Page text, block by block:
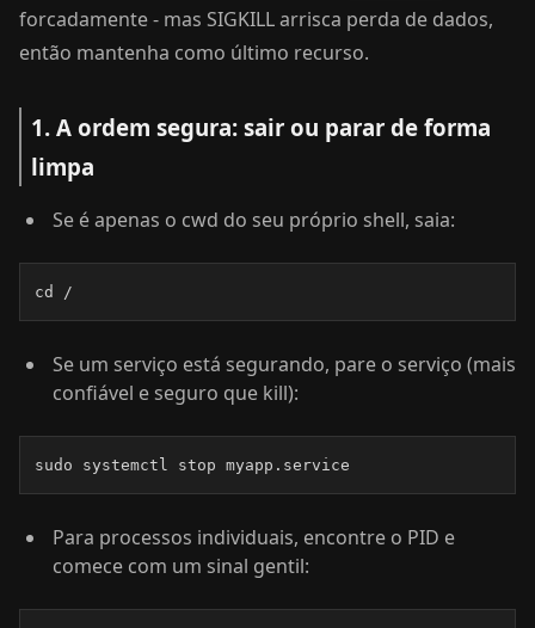
forcadamente - mas SIGKILL arrisca perda de dados,
então mantenha como último recurso.
1. A ordem segura: sair ou parar de forma
limpa
Se é apenas o cwd do seu próprio shell, saia:
cd /
Se um serviço está segurando, pare o serviço (mais
confiável e seguro que kill):
sudo systemctl stop myapp.service
Para processos individuais, encontre o PID e
comece com um sinal gentil: